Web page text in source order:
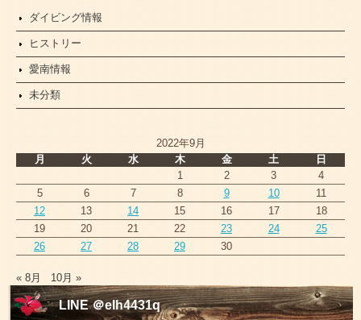
ダイビング情報
ヒストリー
愛南情報
未分類
2022年9月
月
火 水 木 金 土
日
1
2 3
4
5
6 7 8 9 10
11
12
13 14 15 16 17
18
19
20 21 22 23 24
25
26
27 28 29 30
« 8月 10月 »
LINE ＠elh4431q